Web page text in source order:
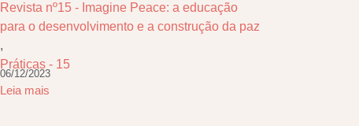
Revista nº15 - Imagine Peace: a educação
para o desenvolvimento e a construção da paz
,
Práticas - 15
06/12/2023
Leia mais